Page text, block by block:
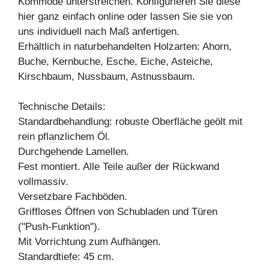
hier ganz einfach online oder lassen Sie sie von
uns individuell nach Maß anfertigen.
Erhältlich in naturbehandelten Holzarten: Ahorn,
Buche, Kernbuche, Esche, Eiche, Asteiche,
Kirschbaum, Nussbaum, Astnussbaum.
Technische Details:
Standardbehandlung: robuste Oberfläche geölt mit
rein pflanzlichem Öl.
Durchgehende Lamellen.
Fest montiert. Alle Teile außer der Rückwand
vollmassiv.
Versetzbare Fachböden.
Griffloses Öffnen von Schubladen und Türen
("Push-Funktion").
Mit Vorrichtung zum Aufhängen.
Standardtiefe: 45 cm.